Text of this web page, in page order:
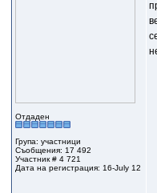
Отдаден
Група: участници
Съобщения: 17 492
Участник # 4 721
Дата на регистрация: 16-July 12